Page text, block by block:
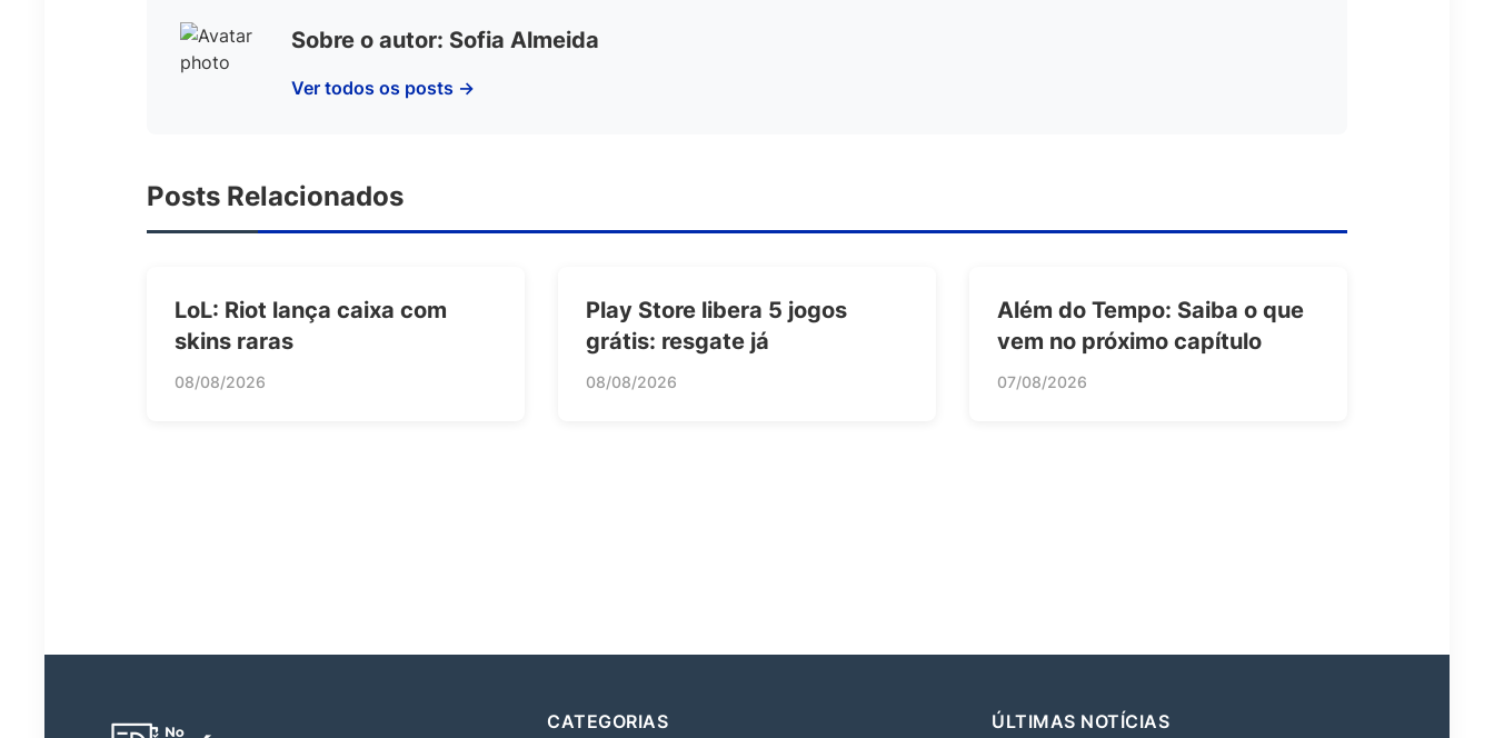
Sobre o autor: Sofia Almeida
Ver todos os posts →
Posts Relacionados
LoL: Riot lança caixa com
skins raras
08/08/2026
Play Store libera 5 jogos
grátis: resgate já
08/08/2026
Além do Tempo: Saiba o que
vem no próximo capítulo
07/08/2026
CATEGORIAS ÚLTIMAS NOTÍCIAS